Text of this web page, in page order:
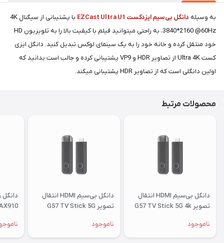
به وسیله دانگل بی‌سیم ایزدکست EZCast Ultra U1
با پشتیبانی از سیگنال 4K
3840*2160 @60Hz، به راحتی میتوانید فیلم با کیفیت بالا را به تلویزیون HD
خود منتقل کرده و خانه خود را به یک سینمای لوکس تبدیل کنید. دانگل ایزی
کست Ultra 4K از تصاویر HDR و VP9 پشتیبانی کرده و جالب است بدانید که
اولین دانگلی است که از تصاویر HDR پشتیبانی میکند.
محصولات مرتبط
دانگل بی‌سیم HDMI انتقال
تصویر G57 TV Stick 5G 4k
ناموجود
دانگل بی‌سیم HDMI انتقال
تصویر G57 TV Stick 5G
ناموجود
دانگل